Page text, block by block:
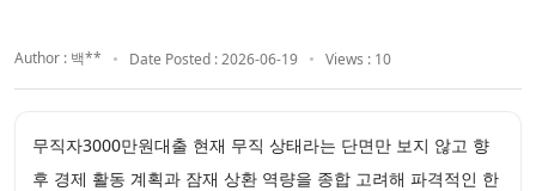
Author : 백** Date Posted : 2026-06-19 Views : 10
무직자3000만원대출 현재 무직 상태라는 단면만 보지 않고 향
후 경제 활동 계획과 잠재 상환 역량을 종합 고려해 파격적인 한